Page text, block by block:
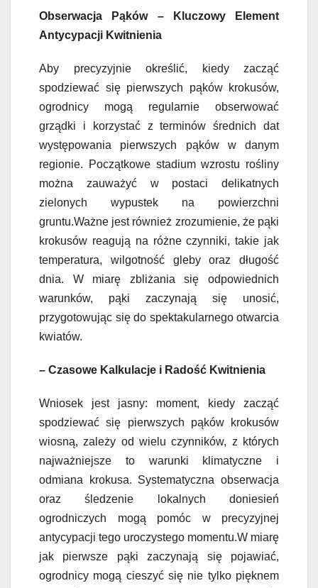
Obserwacja Pąków – Kluczowy Element
Antycypacji Kwitnienia
Aby precyzyjnie określić, kiedy zacząć
spodziewać się pierwszych pąków krokusów,
ogrodnicy mogą regularnie obserwować
grządki i korzystać z terminów średnich dat
występowania pierwszych pąków w danym
regionie. Początkowe stadium wzrostu rośliny
można zauważyć w postaci delikatnych
zielonych wypustek na powierzchni
gruntu.Ważne jest również zrozumienie, że pąki
krokusów reagują na różne czynniki, takie jak
temperatura, wilgotność gleby oraz długość
dnia. W miarę zbliżania się odpowiednich
warunków, pąki zaczynają się unosić,
przygotowując się do spektakularnego otwarcia
kwiatów.
– Czasowe Kalkulacje i Radość Kwitnienia
Wniosek jest jasny: moment, kiedy zacząć
spodziewać się pierwszych pąków krokusów
wiosną, zależy od wielu czynników, z których
najważniejsze to warunki klimatyczne i
odmiana krokusa. Systematyczna obserwacja
oraz śledzenie lokalnych doniesień
ogrodniczych mogą pomóc w precyzyjnej
antycypacji tego uroczystego momentu.W miarę
jak pierwsze pąki zaczynają się pojawiać,
ogrodnicy mogą cieszyć się nie tylko pięknem